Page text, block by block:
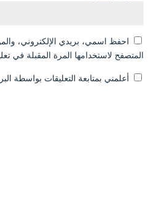
احفظ اسمي، بريدي الإلكتروني،
المتصفح لاستخدامها المرة المقبلة في
أعلمني بمتابعة التعليقات بواسطة